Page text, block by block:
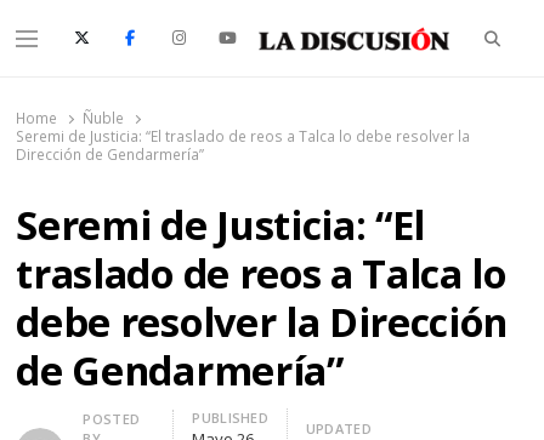
Menu
Home
Ñuble
Seremi de Justicia: “El traslado de reos a Talca lo debe resolver la
Dirección de Gendarmería”
Seremi de Justicia: “El
traslado de reos a Talca lo
debe resolver la Dirección
de Gendarmería”
Author
POSTED
PUBLISHED
UPDATED